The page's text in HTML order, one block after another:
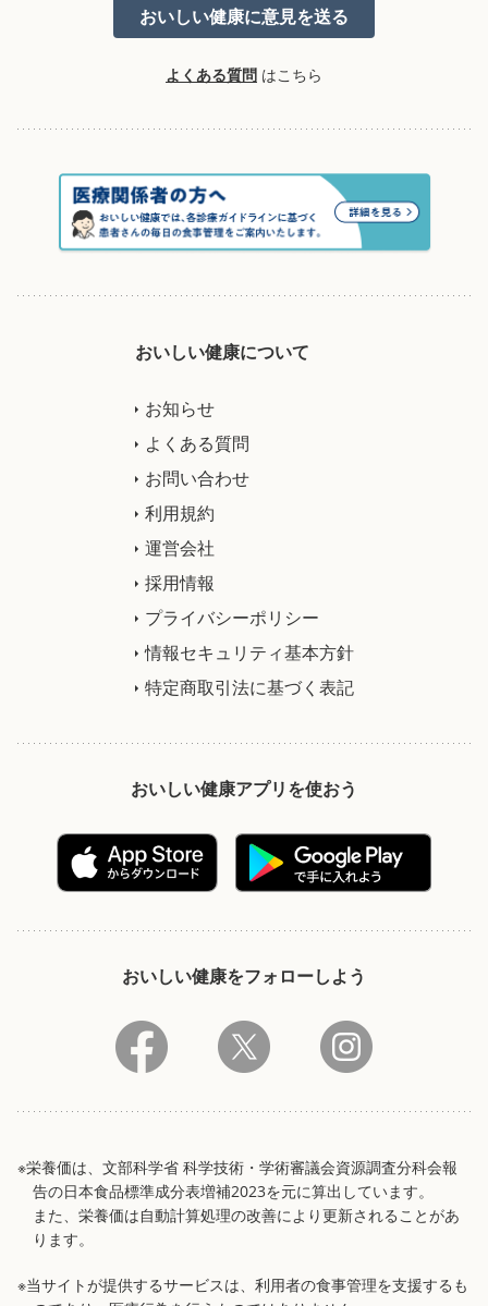
よくある質問 はこちら
おいしい健康について
お知らせ
よくある質問
お問い合わせ
利用規約
運営会社
採用情報
プライバシーポリシー
情報セキュリティ基本方針
特定商取引法に基づく表記
おいしい健康アプリを使おう
おいしい健康をフォローしよう
※栄養価は、文部科学省 科学技術・学術審議会資源調査分科会報
告の日本食品標準成分表増補2023を元に算出しています。
また、栄養価は自動計算処理の改善により更新されることがあ
ります。
※当サイトが提供するサービスは、利用者の食事管理を支援するも